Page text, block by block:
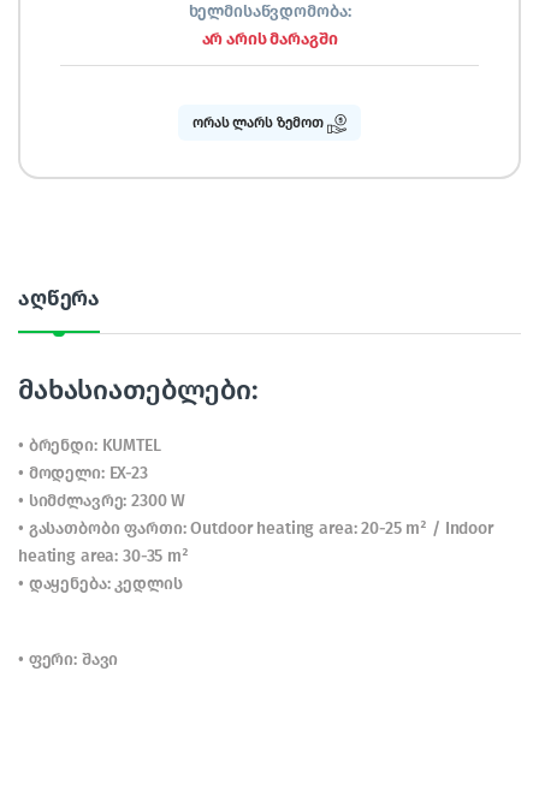
ხელმისაწვდომობა:
არ არის მარაგში
ორას ლარს ზემოთ
აღწერა
მახასიათებლები:
• ბრენდი: KUMTEL
• მოდელი: EX-23
• სიმძლავრე: 2300 W
• გასათბობი ფართი: Outdoor heating area: 20-25 m² / Indoor
heating area: 30-35 m²
• დაყენება: კედლის
• ფერი: შავი